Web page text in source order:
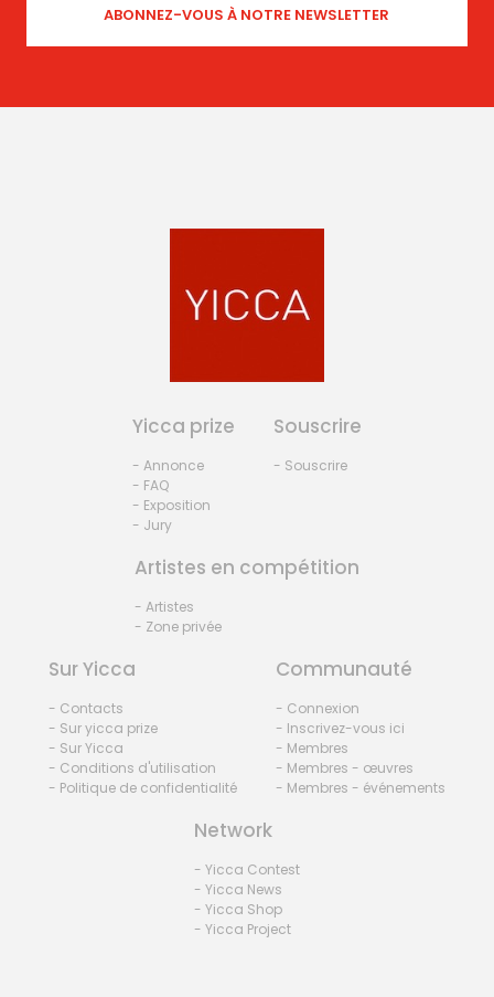
Yicca prize
- Annonce
- FAQ
- Exposition
- Jury
Souscrire
- Souscrire
Artistes en compétition
- Artistes
- Zone privée
Sur Yicca
- Contacts
- Sur yicca prize
- Sur Yicca
- Conditions d'utilisation
- Politique de confidentialité
Communauté
- Connexion
- Inscrivez-vous ici
- Membres
- Membres - œuvres
- Membres - événements
Network
- Yicca Contest
- Yicca News
- Yicca Shop
- Yicca Project